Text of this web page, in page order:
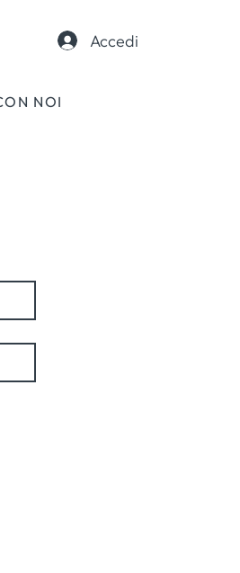
Accedi
NOI